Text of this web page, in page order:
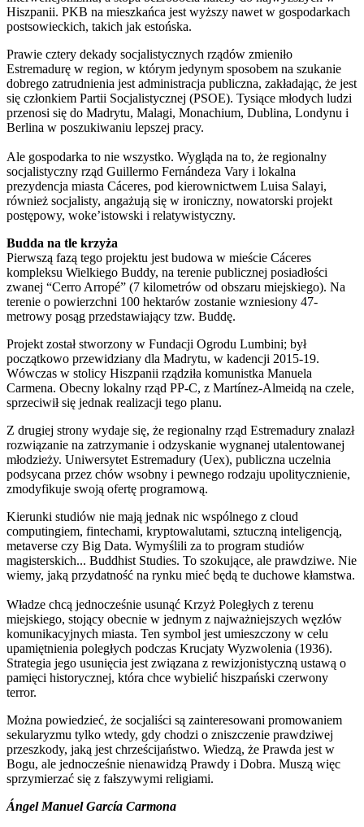
Hiszpanii. PKB na mieszkańca jest wyższy nawet w gospodarkach
postsowieckich, takich jak estońska.
Prawie cztery dekady socjalistycznych rządów zmieniło
Estremadurę w region, w którym jedynym sposobem na szukanie
dobrego zatrudnienia jest administracja publiczna, zakładając, że jest
się członkiem Partii Socjalistycznej (PSOE). Tysiące młodych ludzi
przenosi się do Madrytu, Malagi, Monachium, Dublina, Londynu i
Berlina w poszukiwaniu lepszej pracy.
Ale gospodarka to nie wszystko. Wygląda na to, że regionalny
socjalistyczny rząd Guillermo Fernándeza Vary i lokalna
prezydencja miasta Cáceres, pod kierownictwem Luisa Salayi,
również socjalisty, angażują się w ironiczny, nowatorski projekt
postępowy, woke’istowski i relatywistyczny.
Budda na tle krzyża
Pierwszą fazą tego projektu jest budowa w mieście Cáceres
kompleksu Wielkiego Buddy, na terenie publicznej posiadłości
zwanej “Cerro Arropé” (7 kilometrów od obszaru miejskiego). Na
terenie o powierzchni 100 hektarów zostanie wzniesiony 47-
metrowy posąg przedstawiający tzw. Buddę.
Projekt został stworzony w Fundacji Ogrodu Lumbini; był
początkowo przewidziany dla Madrytu, w kadencji 2015-19.
Wówczas w stolicy Hiszpanii rządziła komunistka Manuela
Carmena. Obecny lokalny rząd PP-C, z Martínez-Almeidą na czele,
sprzeciwił się jednak realizacji tego planu.
Z drugiej strony wydaje się, że regionalny rząd Estremadury znalazł
rozwiązanie na zatrzymanie i odzyskanie wygnanej utalentowanej
młodzieży. Uniwersytet Estremadury (Uex), publiczna uczelnia
podsycana przez chów wsobny i pewnego rodzaju upolitycznienie,
zmodyfikuje swoją ofertę programową.
Kierunki studiów nie mają jednak nic wspólnego z cloud
computingiem, fintechami, kryptowalutami, sztuczną inteligencją,
metaverse czy Big Data. Wymyślili za to program studiów
magisterskich... Buddhist Studies. To szokujące, ale prawdziwe. Nie
wiemy, jaką przydatność na rynku mieć będą te duchowe kłamstwa.
Władze chcą jednocześnie usunąć Krzyż Poległych z terenu
miejskiego, stojący obecnie w jednym z najważniejszych węzłów
komunikacyjnych miasta. Ten symbol jest umieszczony w celu
upamiętnienia poległych podczas Krucjaty Wyzwolenia (1936).
Strategia jego usunięcia jest związana z rewizjonistyczną ustawą o
pamięci historycznej, która chce wybielić hiszpański czerwony
terror.
Można powiedzieć, że socjaliści są zainteresowani promowaniem
sekularyzmu tylko wtedy, gdy chodzi o zniszczenie prawdziwej
przeszkody, jaką jest chrześcijaństwo. Wiedzą, że Prawda jest w
Bogu, ale jednocześnie nienawidzą Prawdy i Dobra. Muszą więc
sprzymierzać się z fałszywymi religiami.
Ángel Manuel García Carmona